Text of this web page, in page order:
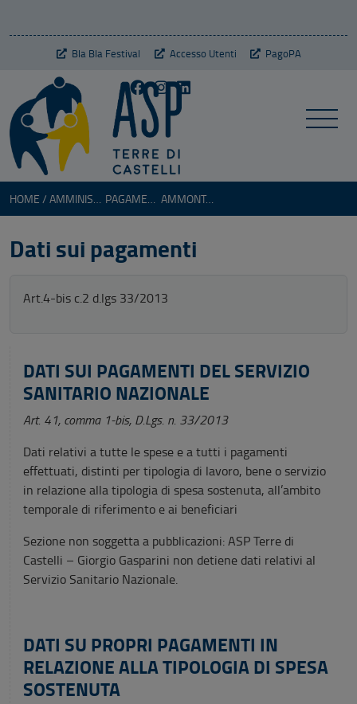
Bla Bla Festival Accesso Utenti PagoPA
HOME AMMONTARE COMPLESSIVO DEI DEBITI E NUMERO IMPRESE CREDITRICI
Dati sui pagamenti
Art.4-bis c.2 d.lgs 33/2013
DATI SUI PAGAMENTI DEL SERVIZIO
SANITARIO NAZIONALE
Art. 41, comma 1-bis, D.Lgs. n. 33/2013
Dati relativi a tutte le spese e a tutti i pagamenti
effettuati, distinti per tipologia di lavoro, bene o servizio
in relazione alla tipologia di spesa sostenuta, all’ambito
temporale di riferimento e ai beneficiari
Sezione non soggetta a pubblicazioni: ASP Terre di
Castelli – Giorgio Gasparini non detiene dati relativi al
Servizio Sanitario Nazionale.
DATI SU PROPRI PAGAMENTI IN
RELAZIONE ALLA TIPOLOGIA DI SPESA
SOSTENUTA